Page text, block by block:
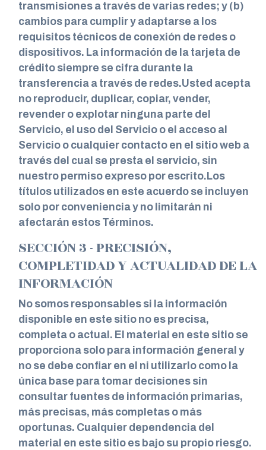
transmisiones a través de varias redes; y (b)
cambios para cumplir y adaptarse a los
requisitos técnicos de conexión de redes o
dispositivos. La información de la tarjeta de
crédito siempre se cifra durante la
transferencia a través de redes.Usted acepta
no reproducir, duplicar, copiar, vender,
revender o explotar ninguna parte del
Servicio, el uso del Servicio o el acceso al
Servicio o cualquier contacto en el sitio web a
través del cual se presta el servicio, sin
nuestro permiso expreso por escrito.Los
títulos utilizados en este acuerdo se incluyen
solo por conveniencia y no limitarán ni
afectarán estos Términos.
SECCIÓN 3 - PRECISIÓN,
COMPLETIDAD Y ACTUALIDAD DE LA
INFORMACIÓN
No somos responsables si la información
disponible en este sitio no es precisa,
completa o actual. El material en este sitio se
proporciona solo para información general y
no se debe confiar en el ni utilizarlo como la
única base para tomar decisiones sin
consultar fuentes de información primarias,
más precisas, más completas o más
oportunas. Cualquier dependencia del
material en este sitio es bajo su propio riesgo.